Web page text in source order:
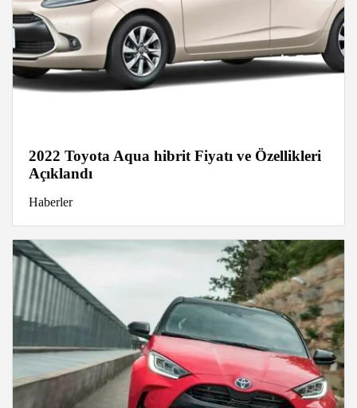
2022 Toyota Aqua hibrit Fiyatı ve Özellikleri
Açıklandı
Haberler